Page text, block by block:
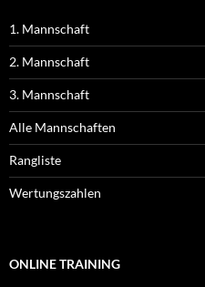
1. Mannschaft
2. Mannschaft
3. Mannschaft
Alle Mannschaften
Rangliste
Wertungszahlen
ONLINE TRAINING